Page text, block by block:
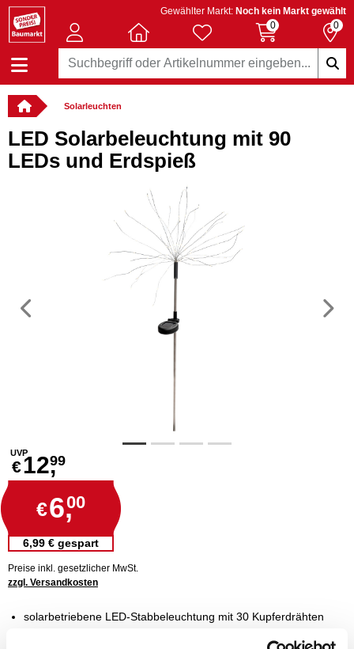
Gewählter Markt: Noch kein Markt gewählt
0
0
Solarleuchten
LED Solarbeleuchtung mit 90
LEDs und Erdspieß
Vorheriges
UVP
€12,99
€6,00
6,99 € gespart
Preise inkl. gesetzlicher MwSt.
zzgl. Versandkosten
solarbetriebene LED-Stabbeleuchtung mit 30 Kupferdrähten